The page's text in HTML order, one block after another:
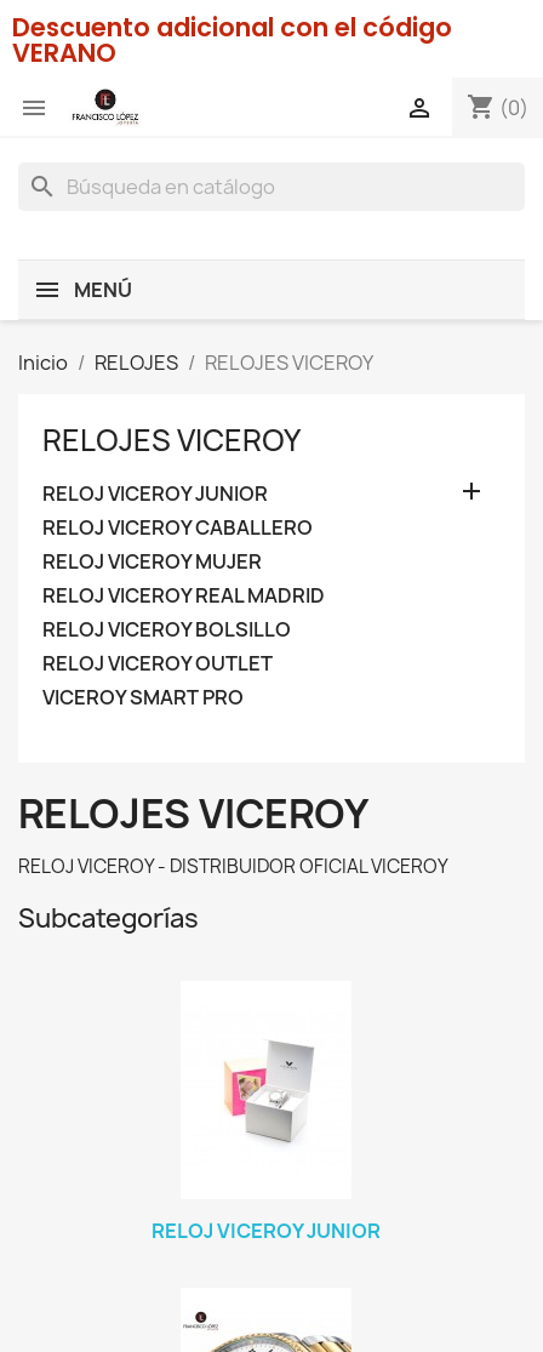
Descuento adicional con el código
VERANO
 shopping_cart (0)

search
MENÚ
Inicio RELOJES RELOJES VICEROY
RELOJES VICEROY
RELOJ VICEROY JUNIOR 
RELOJ VICEROY CABALLERO
RELOJ VICEROY MUJER
RELOJ VICEROY REAL MADRID
RELOJ VICEROY BOLSILLO
RELOJ VICEROY OUTLET
VICEROY SMART PRO
RELOJES VICEROY
RELOJ VICEROY - DISTRIBUIDOR OFICIAL VICEROY
Subcategorías
RELOJ VICEROY JUNIOR